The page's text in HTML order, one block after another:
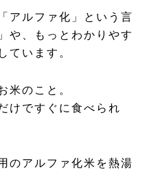
アルファ化」という言
や、もっとわかりやす
ています。
米のこと。
けですぐに食べられ
のアルファ化米を熱湯